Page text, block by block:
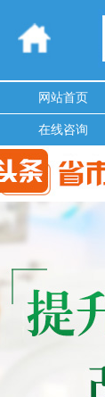
网站首页
在线咨询